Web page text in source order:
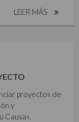
LEER MÁS
proyectos de
y
Causa»,